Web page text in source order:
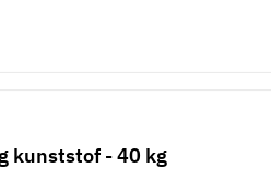
kunststof - 40 kg